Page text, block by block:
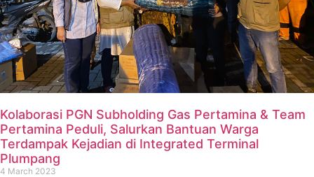
Kolaborasi PGN Subholding Gas Pertamina & Team
Pertamina Peduli, Salurkan Bantuan Warga
Terdampak Kejadian di Integrated Terminal
Plumpang
4 March 2023